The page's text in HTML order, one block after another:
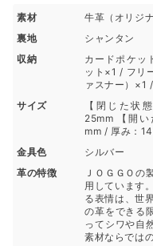
素材
牛革（オリジ
裏地
シャンタン
収納
カードポケッ
ット×1 / フリ
ァスナー）×1
サイズ
【閉じた状
25mm 【開
mm / 厚み：
金具色
シルバー
革の特徴
ＪＯＧＧＯの
用しています
る表情は、世
の革をできる
ってシワや自
素材ならでは